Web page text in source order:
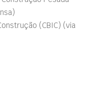
(CBIC) (via